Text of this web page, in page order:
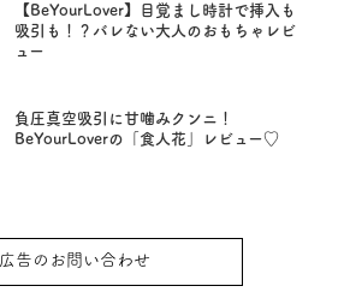
【BeYourLover】目覚まし時計で挿入も
吸引も！？バレない大人のおもちゃレビ
ュー
負圧真空吸引に甘噛みクンニ！
BeYourLoverの「食人花」レビュー♡
広告のお問い合わせ